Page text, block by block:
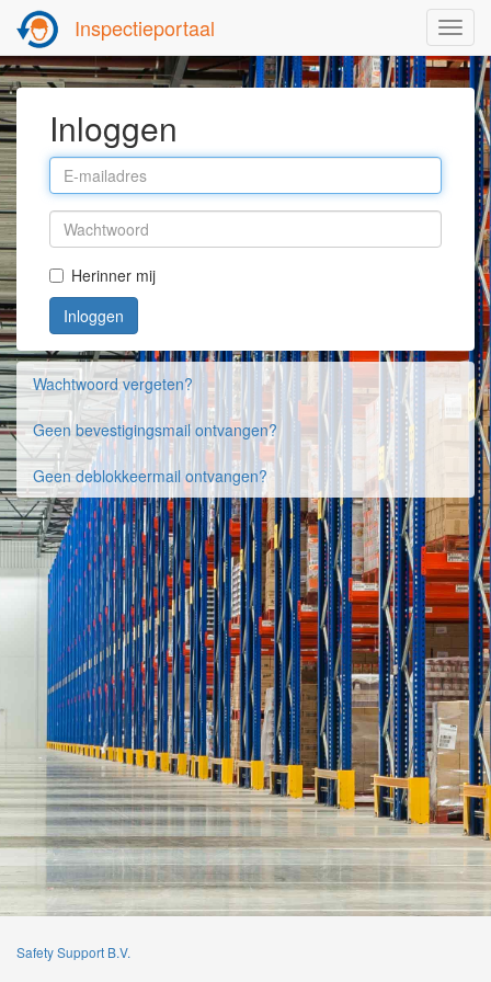
Inspectieportaal
Inloggen
Herinner mij
Wachtwoord vergeten?
Geen bevestigingsmail ontvangen?
Geen deblokkeermail ontvangen?
Safety Support B.V.